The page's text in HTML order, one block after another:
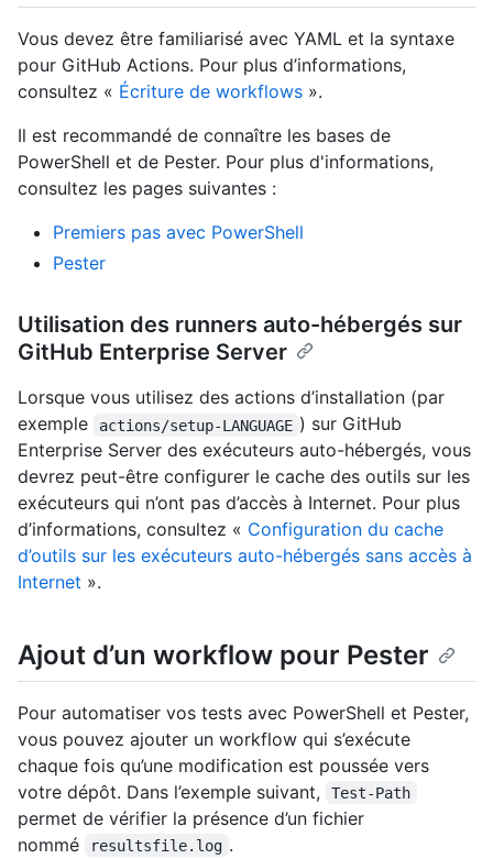
Vous devez être familiarisé avec YAML et la syntaxe
pour GitHub Actions. Pour plus d’informations,
consultez « Écriture de workflows ».
Il est recommandé de connaître les bases de
PowerShell et de Pester. Pour plus d'informations,
consultez les pages suivantes :
Premiers pas avec PowerShell
Pester
Utilisation des runners auto-hébergés sur
GitHub Enterprise Server
Lorsque vous utilisez des actions d’installation (par
exemple
actions/setup-LANGUAGE ) sur GitHub
Enterprise Server des exécuteurs auto-hébergés, vous
devrez peut-être configurer le cache des outils sur les
exécuteurs qui n’ont pas d’accès à Internet. Pour plus
d’informations, consultez « Configuration du cache
d’outils sur les exécuteurs auto-hébergés sans accès à
Internet ».
Ajout d’un workflow pour Pester
Pour automatiser vos tests avec PowerShell et Pester,
vous pouvez ajouter un workflow qui s’exécute
chaque fois qu’une modification est poussée vers
votre dépôt. Dans l’exemple suivant,
Test-Path
permet de vérifier la présence d’un fichier
nommé
resultsfile.log .